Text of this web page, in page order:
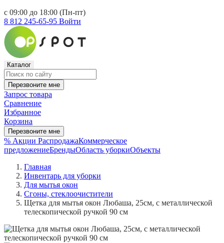
с 09:00 до 18:00 (Пн-пт)
8 812 245-65-95 Войти
Каталог
Перезвоните мне
Запрос товара
Сравнение
Избранное
Корзина
Перезвоните мне
% Акции РаспродажаКоммерческое
предложениеБрендыОбласть уборкиОбъекты
Главная
Инвентарь для уборки
Для мытья окон
Сгоны, стеклоочистители
Щетка для мытья окон Любаша, 25см, с металлической
телескопической ручкой 90 см